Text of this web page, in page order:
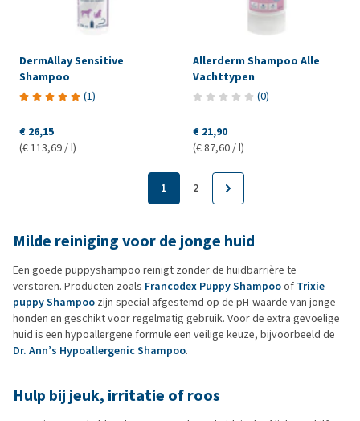
DermAllay Sensitive
Shampoo
(1)
€ 26,15
(€ 113,69 / l)
Allerderm Shampoo Alle
Vachttypen
(0)
€ 21,90
(€ 87,60 / l)
1 2
Milde reiniging voor de jonge huid
Een goede puppyshampoo reinigt zonder de huidbarrière te
verstoren. Producten zoals Francodex Puppy Shampooof Trixie
puppy Shampoo zijn special afgestemd op de pH-waarde van jonge
honden en geschikt voor regelmatig gebruik. Voor de extra gevoelige
huid is een hypoallergene formule een veilige keuze, bijvoorbeeld de
Dr. Ann’s Hypoallergenic Shampoo.
Hulp bij jeuk, irritatie of roos